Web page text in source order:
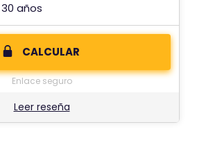
años
CALCULAR
Enlace seguro
Leer reseña